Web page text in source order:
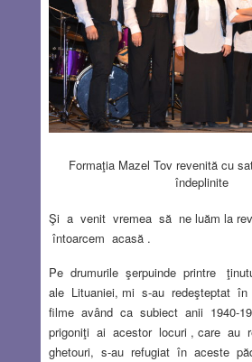
Formaţia Mazel Tov revenită cu
îndeplinite
Şi a venit vremea să ne luăm la
întoarcem acasă .
Pe drumurile şerpuinde printre
ale Lituaniei, mi s-au redeşteptat
filme având ca subiect anii 1940-
prigoniţi ai acestor locuri , care au
ghetouri, s-au refugiat în aceste